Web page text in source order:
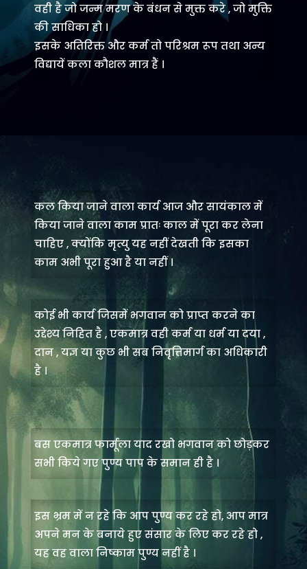
वही है जो जन्म मरण के बंधन से मुक्त करे , जो मुक्ति
की साधिका हो ।
इसके अतिरिक्त और कर्म तो परिश्रम रूप तथा अन्य
विद्यायें कला कौशल मात्र हैं ।
कल किया जाने वाला कार्य आज और सायंकाल में
किया जाने वाला काम प्रातः काल में पूरा कर लेना
चाहिए , क्योंकि मृत्यु यह नहीं देखती कि इसका
काम अभी पूरा हुआ है या नहीं ।
कोई भी कार्य जिसमें भगवान को प्राप्त करने का
उद्देश्य निहित है , एकमात्र वही कर्म या धर्म या दया ,
दान , यज्ञ या कुछ भी सब निवृत्तिमार्ग का अधिकारी
है ।
बस एकमात्र फार्मूला याद रखो भगवान को छोड़कर
सभी किये गए पुण्य पाप के समान ही है ।
इस भ्रम में न रहे कि आप पुण्य कर रहे हो, आप मात्र
अपने मन के बनाये हुए संसार के लिए कर रहे हो ,
यह वह वाला निष्काम पुण्य नहीं है ।